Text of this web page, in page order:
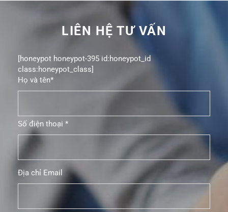
LIÊN HỆ TƯ VẤN
[honeypot honeypot-395 id:honeypot_id
class:honeypot_class]
Họ và tên*
Số điện thoại *
Địa chỉ Email